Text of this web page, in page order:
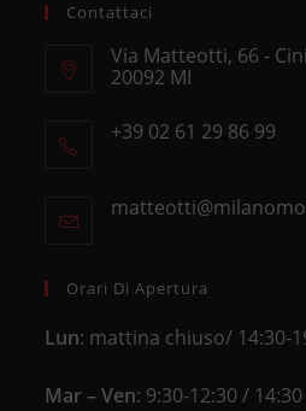
Contattaci
Via Matteotti, 66 -
20092 MI
in
+39 02 61 29 86 99
your
Orari Di Apertura
Lun: mattina chiuso/ 14:30-
Mar – Ven: 9:30-12:30 /